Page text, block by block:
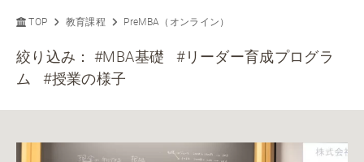
TOP 教育課程 PreMBA（オンライン）
絞り込み：#MBA基礎
#リーダー育成プログラ
ム
#授業の様子